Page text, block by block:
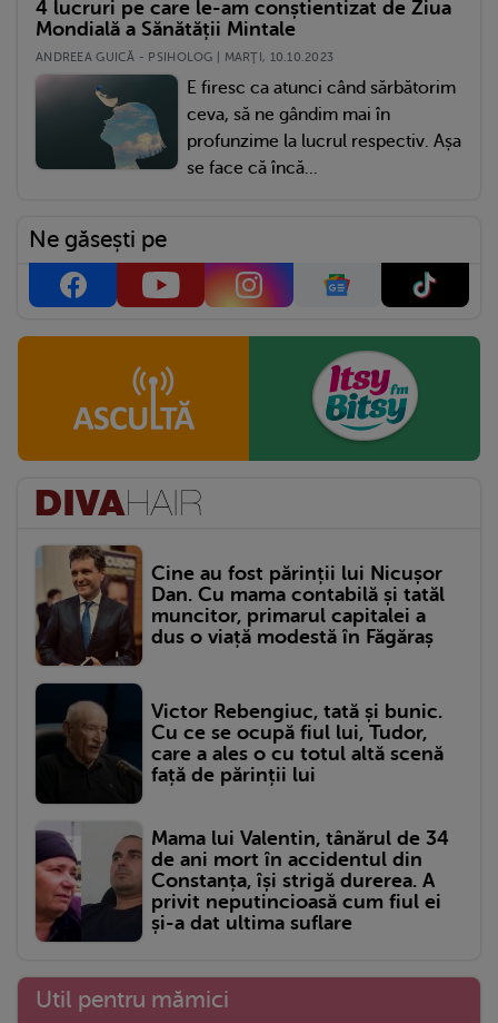
4 lucruri pe care le-am conștientizat de Ziua
Mondială a Sănătății Mintale
ANDREEA GUICĂ - PSIHOLOG | MARŢI, 10.10.2023
E firesc ca atunci când sărbătorim
ceva, să ne gândim mai în
profunzime la lucrul respectiv. Așa
se face că încă...
Ne găsești pe
Cine au fost părinții lui Nicușor
Dan. Cu mama contabilă și tatăl
muncitor, primarul capitalei a
dus o viață modestă în Făgăraș
Victor Rebengiuc, tată și bunic.
Cu ce se ocupă fiul lui, Tudor,
care a ales o cu totul altă scenă
față de părinții lui
Mama lui Valentin, tânărul de 34
de ani mort în accidentul din
Constanța, își strigă durerea. A
privit neputincioasă cum fiul ei
și-a dat ultima suflare
Util pentru mămici